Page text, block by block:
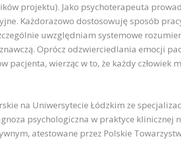
projektu). Jako psychoterapeuta
Każdorazowo dostosowuję sposób
uwzględniam systemowe
Oprócz odzwierciedlania emocji
wierząc w to, że każdy człowiek
na Uniwersytecie Łódzkim ze
psychologiczna w praktyce klinicznej
atestowane przez Polskie